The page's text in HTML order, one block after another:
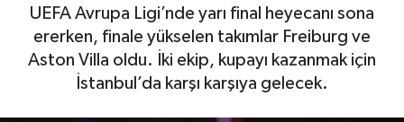
UEFA Avrupa Ligi’nde yarı final heyecanı sona
ererken, finale yükselen takımlar Freiburg ve
Aston Villa oldu. İki ekip, kupayı kazanmak için
İstanbul’da karşı karşıya gelecek.
Otovitrin
Asayiş
Haber Arşivi